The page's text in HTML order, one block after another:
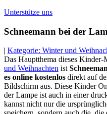
Unterstütze uns
Schneemann bei der
| Kategorie: Winter und
Das Hauptthema dieses Kinder-
und Weihnachten ist
es online kostenlos direkt auf
Bildschirm aus. Diese Kinder
der Lampe ist auch in einer
kannst nicht nur die